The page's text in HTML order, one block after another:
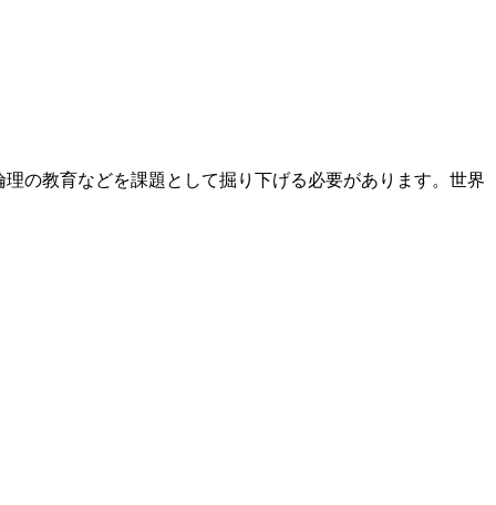
の教育などを課題として掘り下げる必要があります。世界